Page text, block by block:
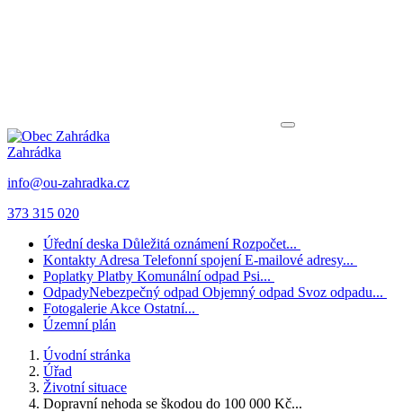
Zahrádka
info@ou-zahradka.cz
373 315 020
Úřední deska Důležitá oznámení Rozpočet...
Kontakty Adresa Telefonní spojení E-mailové adresy...
Poplatky Platby Komunální odpad Psi...
OdpadyNebezpečný odpad Objemný odpad Svoz odpadu...
Fotogalerie Akce Ostatní...
Územní plán
Úvodní stránka
Úřad
Životní situace
Dopravní nehoda se škodou do 100 000 Kč...